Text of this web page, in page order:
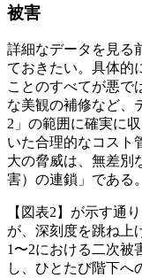
被害
詳細なデータを見る
ておきたい。具体的
ことのすべてが悪で
な美観の補修など、
2」の範囲に確実に
いた合理的なコスト
大の脅威は、無差別
害）の連鎖」である。
【図表2】が示す通
が、深刻度を跳ね上
1〜2における二次被
し、ひとたび階下へ